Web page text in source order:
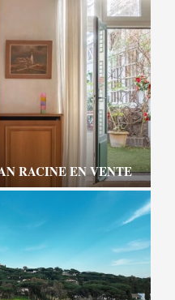
RACINE EN VENTE